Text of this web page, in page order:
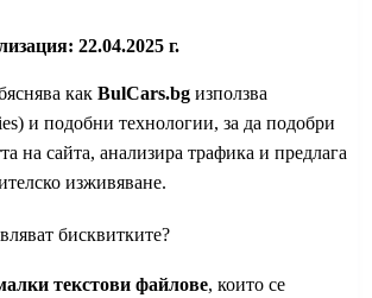
22.04.2025 г.
как BulCars.bg използва
и подобни технологии, за да подобри
на сайта, анализира трафика и предлага
изживяване.
бисквитките?
текстови файлове, които се